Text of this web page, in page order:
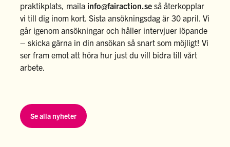
praktikplats, maila info@fairaction.seså återkopplar
vi till dig inom kort. Sista ansökningsdag är 30 april. Vi
går igenom ansökningar och håller intervjuer löpande
– skicka gärna in din ansökan så snart som möjligt! Vi
ser fram emot att höra hur just du vill bidra till vårt
arbete.
Se alla nyheter